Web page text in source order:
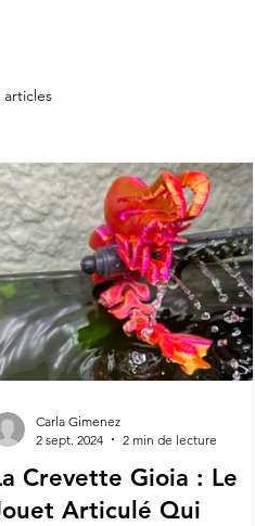
articles
Crevette Gioia : Le
Articulé Qui
Carla Gimenez
2 sept. 2024
2 min de lecture